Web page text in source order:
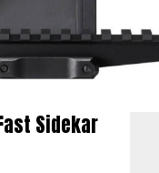
Sidekar